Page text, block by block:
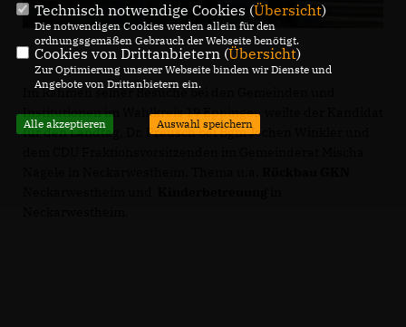
Im Rahmen seiner Besuche bei den Gemeinden und
Institutionen im Wahlkreis 19 Eppingen weilte der Kandidat
für den Landtag, Dr. Preusch bei Bgm Jochen Winkler und
Technisch notwendige Cookies (Übersicht)
Die notwendigen Cookies werden allein für den
ordnungsgemäßen Gebrauch der Webseite benötigt.
Cookies von Drittanbietern (Übersicht)
Zur Optimierung unserer Webseite binden wir Dienste und
Angebote von Drittanbietern ein.
Alle akzeptieren Auswahl speichern